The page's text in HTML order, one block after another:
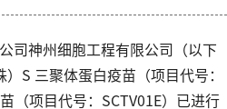
司神州细胞工程有限公司（以下
S 三聚体蛋白疫苗（项目代号：
（项目代号：SCTV01E）已进行